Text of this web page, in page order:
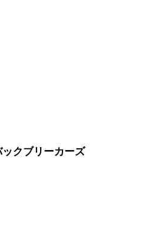
クブリーカーズ